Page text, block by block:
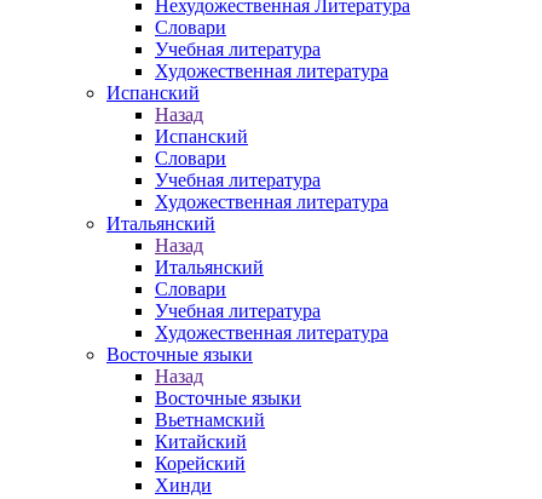
Нехудожественная Литература
Словари
Учебная литература
Художественная литература
Испанский
Назад
Испанский
Словари
Учебная литература
Художественная литература
Итальянский
Назад
Итальянский
Словари
Учебная литература
Художественная литература
Восточные языки
Назад
Восточные языки
Вьетнамский
Китайский
Корейский
Хинди